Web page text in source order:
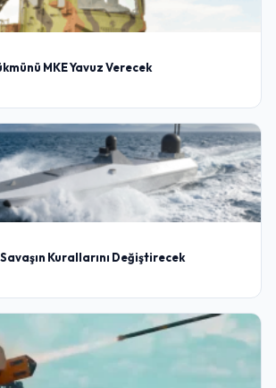
MKE Yavuz Verecek
Kurallarını Değiştirecek